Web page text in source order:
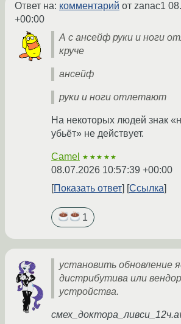
Ответ на: комментарий от zanac1
+00:00
А с ансейф руки и ноги
круче
ансейф
руки и ноги отлетают
На некоторых людей знак
убьёт» не действует.
Camel ★★★★★
08.07.2026 10:57:39 +00:00
Показать ответ
Ссылка
1
установить обновление
дистрибутива или
устройства.